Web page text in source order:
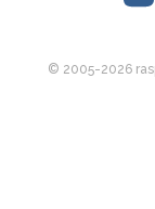
© 2005-2026